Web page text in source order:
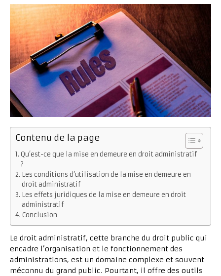
Contenu de la page
Qu’est-ce que la mise en demeure en droit administratif
?
Les conditions d’utilisation de la mise en demeure en
droit administratif
Les effets juridiques de la mise en demeure en droit
administratif
Conclusion
Le droit administratif, cette branche du droit public qui
encadre l’organisation et le fonctionnement des
administrations, est un domaine complexe et souvent
méconnu du grand public. Pourtant, il offre des outils